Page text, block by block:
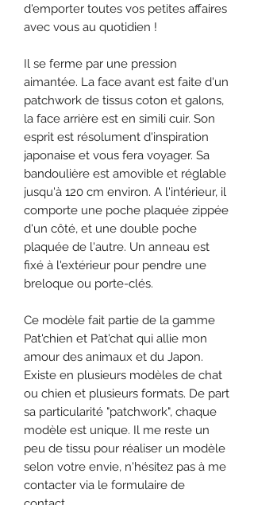
d'emporter toutes vos petites affaires
avec vous au quotidien !
Il se ferme par une pression
aimantée. La face avant est faite d'un
patchwork de tissus coton et galons,
la face arrière est en simili cuir. Son
esprit est résolument d'inspiration
japonaise et vous fera voyager. Sa
bandoulière est amovible et réglable
jusqu'à 120 cm environ. A l'intérieur, il
comporte une poche plaquée zippée
d'un côté, et une double poche
plaquée de l'autre. Un anneau est
fixé à l'extérieur pour pendre une
breloque ou porte-clés.
Ce modèle fait partie de la gamme
Pat'chien et Pat'chat qui allie mon
amour des animaux et du Japon.
Existe en plusieurs modèles de chat
ou chien et plusieurs formats. De part
sa particularité "patchwork", chaque
modèle est unique. Il me reste un
peu de tissu pour réaliser un modèle
selon votre envie, n'hésitez pas à me
contacter via le formulaire de